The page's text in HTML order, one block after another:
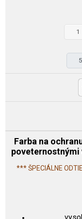
Farba na
poveternostnými
*** ŠPECIÁLNE